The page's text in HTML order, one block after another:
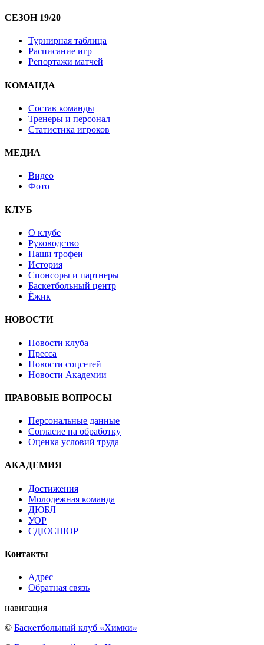
СЕЗОН 19/20
Турнирная таблица
Расписание игр
Репортажи матчей
КОМАНДА
Состав команды
Тренеры и персонал
Статистика игроков
МЕДИА
Видео
Фото
КЛУБ
О клубе
Руководство
Наши трофеи
История
Спонсоры и партнеры
Баскетбольный центр
Ёжик
НОВОСТИ
Новости клуба
Пресса
Новости соцсетей
Новости Академии
ПРАВОВЫЕ ВОПРОСЫ
Персональные данные
Согласие на обработку
Оценка условий труда
АКАДЕМИЯ
Достижения
Молодежная команда
ДЮБЛ
УОР
СДЮСШОР
Контакты
Адрес
Обратная связь
навигация
© Баскетбольный клуб «Химки»